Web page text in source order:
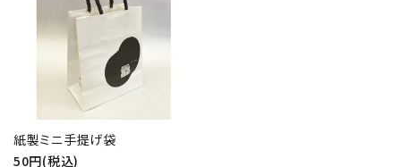
紙製ミニ手提げ袋
50円(税込)